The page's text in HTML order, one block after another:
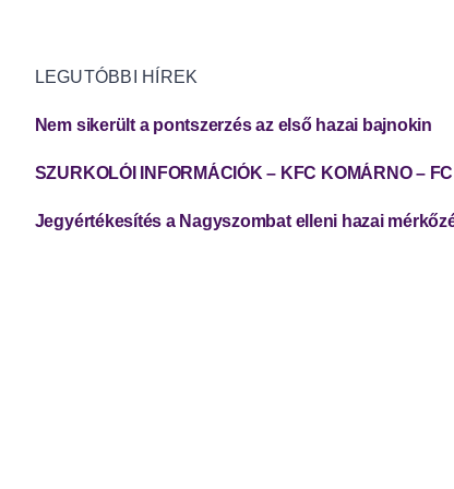
LEGUTÓBBI HÍREK
Nem sikerült a pontszerzés az első hazai bajnokin